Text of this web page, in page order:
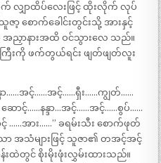
လျှာထိပ်လေးဖြင့် ထိုးလိုက် လုပ်
ဇာ့ စောက်ခေါင်းတွင်းသို့ အားနှင့်
အညှာနားအထိ ဝင်သွားလေ သည်။
းကြီးကို ဖက်တွယ်ရင်း ဖျတ်ဖျတ်လူး
ာ……အင့်……အင့်……ရှီး……ကျွတ်……
ဆောင့်……နန္ဒာ…အင့်……အင့်……စွပ်……
အား……” ခရမ်းသီး စောက်ဖုတ်
အသံများဖြင့် သူဇာ၏ တအင့်အင့်
ထဲတွင် စိုးမိုးဖုံးလွှမ်းထားသည်။